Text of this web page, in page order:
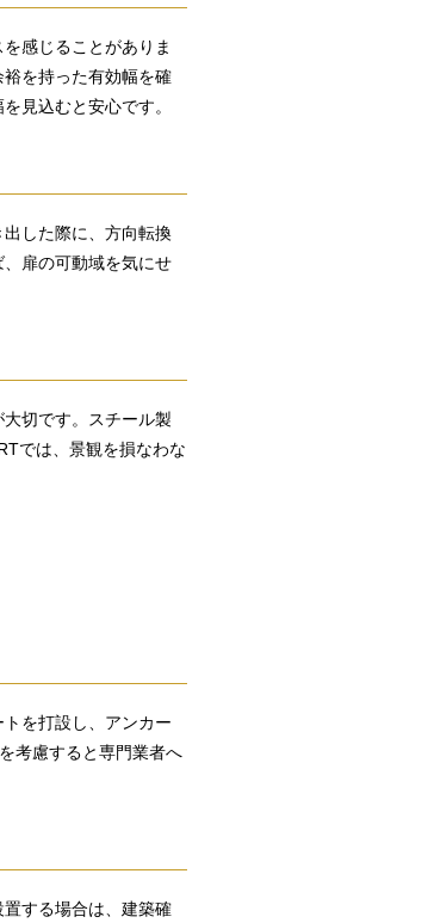
感じることがありま
を持った有効幅を確
見込むと安心です。
した際に、方向転換
扉の可動域を気にせ
切です。スチール製
では、景観を損なわな
を打設し、アンカー
考慮すると専門業者へ
する場合は、建築確